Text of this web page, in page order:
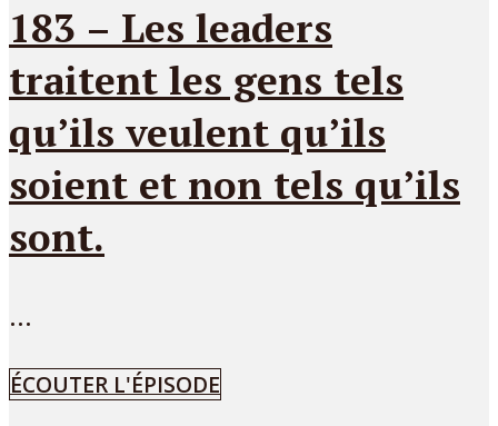
183 – Les leaders
traitent les gens tels
qu’ils veulent qu’ils
soient et non tels qu’ils
sont.
...
ÉCOUTER L'ÉPISODE